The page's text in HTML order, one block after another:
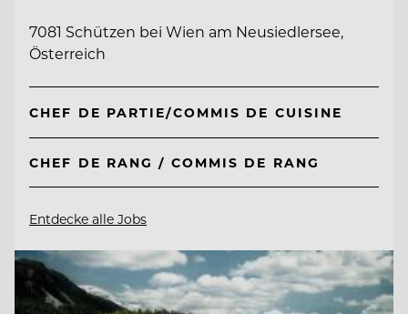
7081 Schützen bei Wien am Neusiedlersee,
Österreich
CHEF DE PARTIE/COMMIS DE CUISINE
CHEF DE RANG / COMMIS DE RANG
Entdecke alle Jobs